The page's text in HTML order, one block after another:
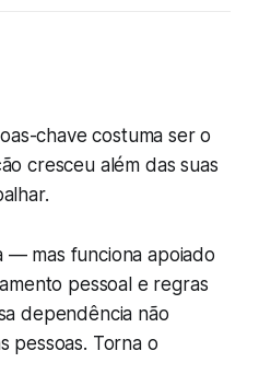
chave costuma ser o
cresceu além das suas
— mas funciona apoiado
pessoal e regras
dependência não
pessoas. Torna o